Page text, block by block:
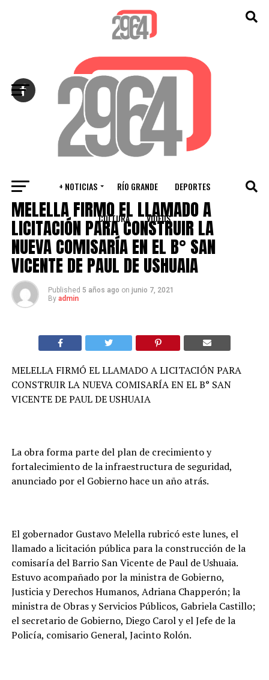
+ NOTICIAS RÍO GRANDE DEPORTES
CULTURA VIDEOS
VARIOS
MELELLA FIRMÓ EL LLAMADO A
LICITACIÓN PARA CONSTRUIR LA
NUEVA COMISARÍA EN EL B° SAN
VICENTE DE PAUL DE USHUAIA
Published 5 años ago on junio 7, 2021
By admin
MELELLA FIRMÓ EL LLAMADO A LICITACIÓN PARA
CONSTRUIR LA NUEVA COMISARÍA EN EL B° SAN
VICENTE DE PAUL DE USHUAIA
La obra forma parte del plan de crecimiento y
fortalecimiento de la infraestructura de seguridad,
anunciado por el Gobierno hace un año atrás.
El gobernador Gustavo Melella rubricó este lunes, el
llamado a licitación pública para la construcción de la
comisaría del Barrio San Vicente de Paul de Ushuaia.
Estuvo acompañado por la ministra de Gobierno,
Justicia y Derechos Humanos, Adriana Chapperón; la
ministra de Obras y Servicios Públicos, Gabriela Castillo;
el secretario de Gobierno, Diego Carol y el Jefe de la
Policía, comisario General, Jacinto Rolón.
Salir de la versión móvil